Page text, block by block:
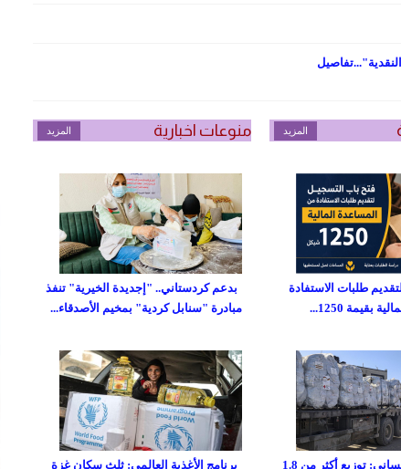
المزيد
طلبات الاستفادة
بقيمة 1250...
صندوق غزة الإنساني: توزيع أكثر من 1.8
منوعات اخبارية المزيد
بدعم كردستاني.. "إجديدة الخيرية" تنفذ
مبادرة "سنابل كردية" بمخيم الأصدقاء...
برنامج الأغذية العالمي: ثلث سكان غزة